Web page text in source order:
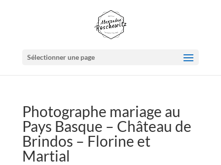
Sélectionner une page
Photographe mariage au
Pays Basque – Château de
Brindos – Florine et
Martial